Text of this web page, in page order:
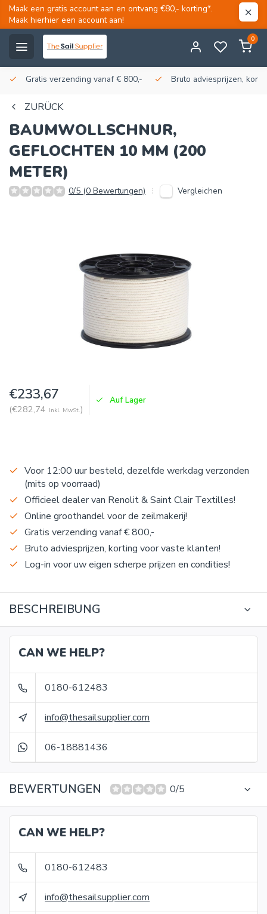
Maak een gratis account aan en ontvang €80,- korting*.
Maak hierhier een account aan!
0
Gratis verzending vanaf € 800,- Bruto adviesprijzen,
ZURÜCK
BAUMWOLLSCHNUR,
GEFLOCHTEN 10 MM (200
METER)
0/5 (0 Bewertungen) Vergleichen
€233,67
(€282,74 Inkl. MwSt.)
Auf Lager
Voor 12:00 uur besteld, dezelfde werkdag verzonden
(mits op voorraad)
Officieel dealer van Renolit & Saint Clair Textilles!
Online groothandel voor de zeilmakerij!
Gratis verzending vanaf € 800,-
Bruto adviesprijzen, korting voor vaste klanten!
Log-in voor uw eigen scherpe prijzen en condities!
BESCHREIBUNG
CAN WE HELP?
0180-612483
info@thesailsupplier.com
06-18881436
BEWERTUNGEN 0/5
CAN WE HELP?
0180-612483
info@thesailsupplier.com